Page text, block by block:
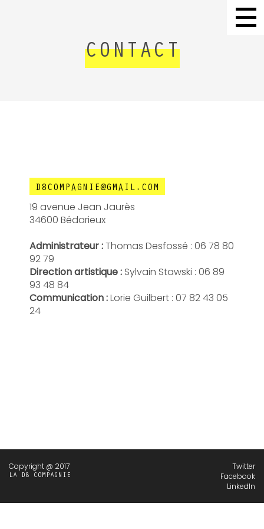
CONTACT
D8COMPAGNIE@GMAIL.COM
19 avenue Jean Jaurès
34600 Bédarieux
Administrateur :Thomas Desfossé : 06 78 80
92 79
Direction artistique : Sylvain Stawski : 06 89
93 48 84
Communication :Lorie Guilbert : 07 82 43 05
24
Copyright @ 2017
LA D8 COMPAGNIE
Twitter
Facebook
LinkedIn